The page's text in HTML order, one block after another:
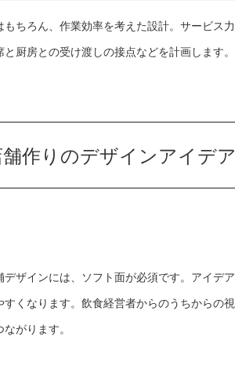
もちろん、作業効率を考えた設計。サービス
厨房との受け渡しの接点などを計画します。
舗作りのデザインアイデ
デザインには、ソフト面が必須です。アイデ
すくなります。飲食経営者からのうちからの
がります。